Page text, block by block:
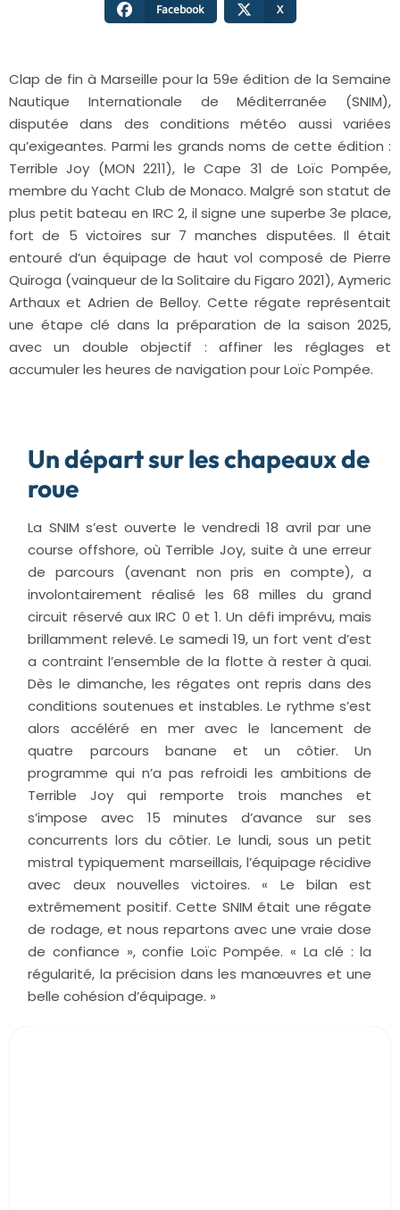
Facebook X
Clap de fin à Marseille pour la 59e édition de la Semaine
Nautique Internationale de Méditerranée (SNIM),
disputée dans des conditions météo aussi variées
qu’exigeantes. Parmi les grands noms de cette édition :
Terrible Joy (MON 2211), le Cape 31 de Loïc Pompée,
membre du Yacht Club de Monaco. Malgré son statut de
plus petit bateau en IRC 2, il signe une superbe 3e place,
fort de 5 victoires sur 7 manches disputées. Il était
entouré d’un équipage de haut vol composé de Pierre
Quiroga (vainqueur de la Solitaire du Figaro 2021), Aymeric
Arthaux et Adrien de Belloy. Cette régate représentait
une étape clé dans la préparation de la saison 2025,
avec un double objectif : affiner les réglages et
accumuler les heures de navigation pour Loïc Pompée.
Un départ sur les chapeaux de
roue
La SNIM s’est ouverte le vendredi 18 avril par une
course offshore, où Terrible Joy, suite à une erreur
de parcours (avenant non pris en compte), a
involontairement réalisé les 68 milles du grand
circuit réservé aux IRC 0 et 1. Un défi imprévu, mais
brillamment relevé. Le samedi 19, un fort vent d’est
a contraint l’ensemble de la flotte à rester à quai.
Dès le dimanche, les régates ont repris dans des
conditions soutenues et instables. Le rythme s’est
alors accéléré en mer avec le lancement de
quatre parcours banane et un côtier. Un
programme qui n’a pas refroidi les ambitions de
Terrible Joy qui remporte trois manches et
s’impose avec 15 minutes d’avance sur ses
concurrents lors du côtier. Le lundi, sous un petit
mistral typiquement marseillais, l’équipage récidive
avec deux nouvelles victoires. « Le bilan est
extrêmement positif. Cette SNIM était une régate
de rodage, et nous repartons avec une vraie dose
de confiance », confie Loïc Pompée. « La clé : la
régularité, la précision dans les manœuvres et une
belle cohésion d’équipage. »